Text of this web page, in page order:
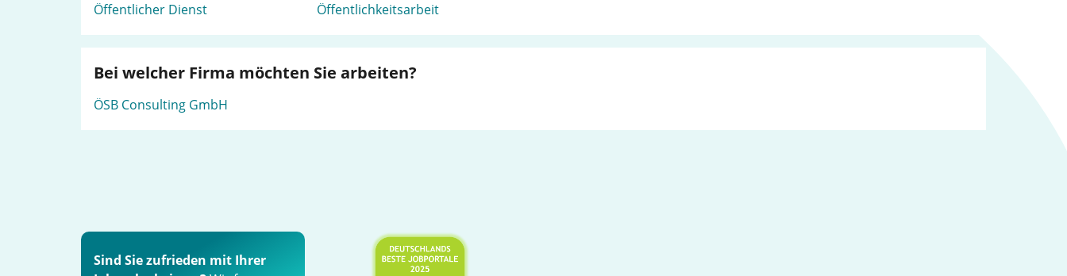
Öffentlicher Dienst Öffentlichkeitsarbeit
Bei welcher Firma möchten Sie arbeiten?
ÖSB Consulting GmbH
Sind Sie zufrieden mit Ihrer